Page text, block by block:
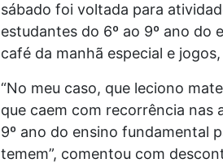
sábado foi voltada para
estudantes do 6º ao 9º ano do
café da manhã especial e
“No meu caso, que leciono
que caem com recorrência nas
9º ano do ensino fundamental
temem”, comentou com